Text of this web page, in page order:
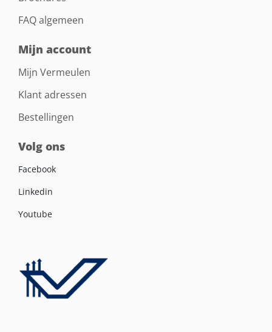
FAQ algemeen
Mijn account
Mijn Vermeulen
Klant adressen
Bestellingen
Volg ons
Facebook
Linkedin
Youtube